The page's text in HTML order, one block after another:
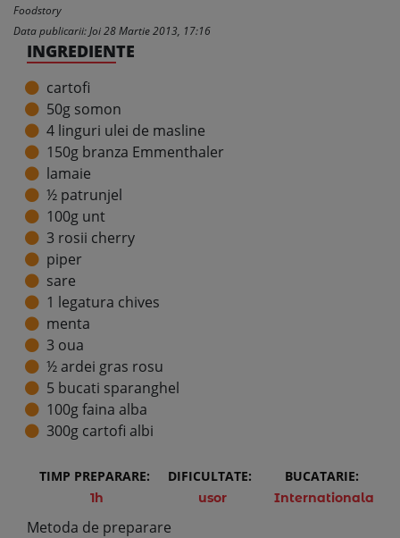
Foodstory
Data publicarii: Joi 28 Martie 2013, 17:16
TIMP PREPARARE:
1h
DIFICULTATE:
usor
BUCATARIE:
Internationala
Metoda de preparare
INGREDIENTE
cartofi
50g somon
4 linguri ulei de masline
150g branza Emmenthaler
lamaie
½ patrunjel
100g unt
3 rosii cherry
piper
sare
1 legatura chives
menta
3 oua
½ ardei gras rosu
5 bucati sparanghel
100g faina alba
300g cartofi albi